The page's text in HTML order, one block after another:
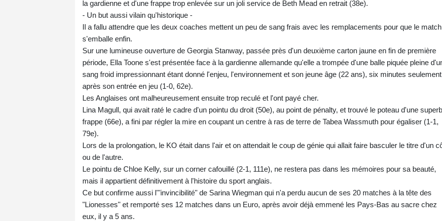
la gardienne et d'une frappe trop enlevée sur un joli service de Beth Mead en retrait (38e).
- Un but aussi vilain qu'historique -
Il a fallu attendre que les deux coaches mettent un peu de sang frais avec les remplacements pour que le match
s'emballe enfin.
Sur une lumineuse ouverture de Georgia Stanway, passée près d'un deuxième carton jaune en fin de première
période, Ella Toone s'est présentée face à la gardienne allemande qu'elle a trompée d'une balle piquée pleine
sang froid impressionnant étant donné l'enjeu, l'environnement et son jeune âge (22 ans), six minutes seulement
après son entrée en jeu (1-0, 62e).
Les Anglaises ont malheureusement ensuite trop reculé et l'ont payé cher.
Lina Magull, qui avait raté le cadre d'un pointu du droit (50e), au point de pénalty, et trouvé le poteau d'une
frappe (66e), a fini par régler la mire en coupant un centre à ras de terre de Tabea Wassmuth pour égaliser (1-1,
79e).
Lors de la prolongation, le KO était dans l'air et on attendait le coup de génie qui allait faire basculer le titre d'un
ou de l'autre.
Le pointu de Chloe Kelly, sur un corner cafouillé (2-1, 111e), ne restera pas dans les mémoires pour sa beauté,
mais il appartient définitivement à l'histoire du sport anglais.
Ce but confirme aussi l'"invincibilité" de Sarina Wiegman qui n'a perdu aucun de ses 20 matches à la tête des
"Lionesses" et remporté ses 12 matches dans un Euro, après avoir déjà emmené les Pays-Bas au sacre chez
eux, il y a 5 ans.